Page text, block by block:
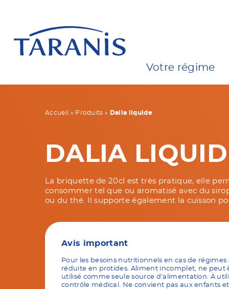
Votre régime
Accueil » Produits » Dalia liquide
DALIA
La briquette de 20cl est très pratique, elle
consommer tel que ou aromatisé avec du
ou du thé. Il supporte également la cuisson
Avis important
Pour les besoins nutritionnels en cas de régimes
réduite en protides. Aliment incomplet, ne peut
utilisé comme seule source d’alimentation. À
contrôle médical. Ne convient pas aux enfants